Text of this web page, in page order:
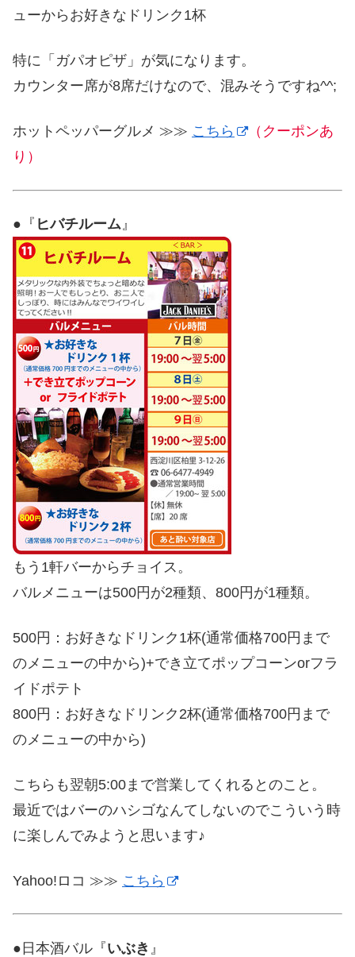
ューからお好きなドリンク1杯
特に「ガパオピザ」が気になります。
カウンター席が8席だけなので、混みそうですね^^;
ホットペッパーグルメ ≫≫ こちら
（クーポンあ
り）
●『 ヒバチルーム 』
もう1軒バーからチョイス。
バルメニューは500円が2種類、800円が1種類。
500円：お好きなドリンク1杯(通常価格700円まで
のメニューの中から)+でき立てポップコーンorフラ
イドポテト
800円：お好きなドリンク2杯(通常価格700円まで
のメニューの中から)
こちらも翌朝5:00まで営業してくれるとのこと。
最近ではバーのハシゴなんてしないのでこういう時
に楽しんでみようと思います♪
Yahoo!ロコ ≫≫ こちら
●日本酒バル『いぶき 』